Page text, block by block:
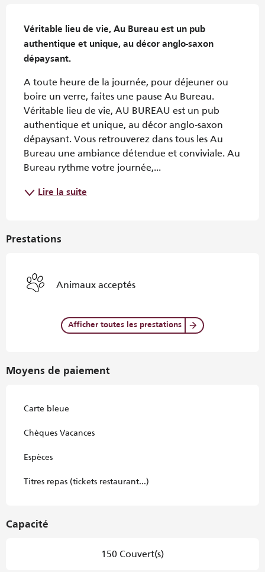
Véritable lieu de vie, Au Bureau est un pub
authentique et unique, au décor anglo-saxon
dépaysant.
A toute heure de la journée, pour déjeuner ou
boire un verre, faites une pause Au Bureau.
Véritable lieu de vie, AU BUREAU est un pub
authentique et unique, au décor anglo-saxon
dépaysant. Vous retrouverez dans tous les Au
Bureau une ambiance détendue et conviviale. Au
Bureau rythme votre journée,...
Lire la suite
Prestations
Animaux acceptés
Afficher toutes les prestations
Moyens de paiement
Carte bleue
Chèques Vacances
Espèces
Titres repas (tickets restaurant...)
Capacité
150 Couvert(s)